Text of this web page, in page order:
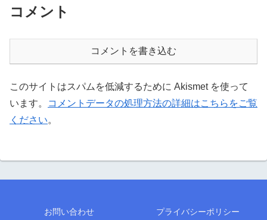
コメント
コメントを書き込む
このサイトはスパムを低減するために Akismet を使って
います。
コメントデータの処理方法の詳細はこちらをご覧
ください。
お問い合わせ プライバシーポリシー